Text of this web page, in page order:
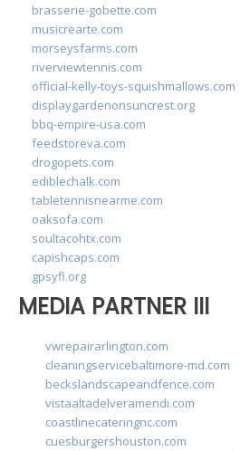
brasserie-gobette.com
musicrearte.com
morseysfarms.com
riverviewtennis.com
official-kelly-toys-squishmallows.com
displaygardenonsuncrest.org
bbq-empire-usa.com
feedstoreva.com
drogopets.com
ediblechalk.com
tabletennisnearme.com
oaksofa.com
soultacohtx.com
capishcaps.com
gpsyfl.org
MEDIA PARTNER III
vwrepairarlington.com
cleaningservicebaltimore-md.com
beckslandscapeandfence.com
vistaaltadelveramendi.com
coastlinecateringnc.com
cuesburgershouston.com